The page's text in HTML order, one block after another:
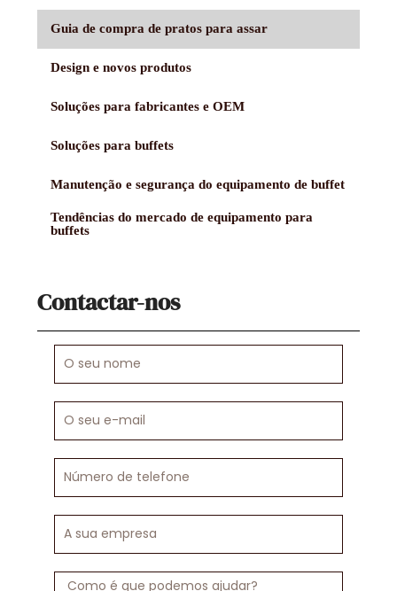
Guia de compra de pratos para assar
Design e novos produtos
Soluções para fabricantes e OEM
Soluções para buffets
Manutenção e segurança do equipamento de buffet
Tendências do mercado de equipamento para
buffets
Contactar-nos
seu
seu
de
sua
Mensagem